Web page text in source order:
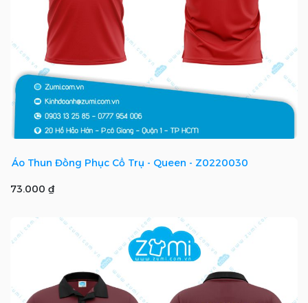
Áo Thun Đồng Phục Cổ Trụ - Queen - Z0220030
73.000 ₫